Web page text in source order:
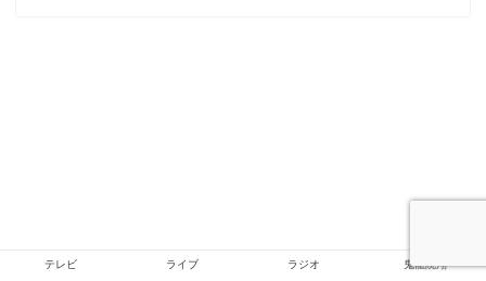
テレビ ライブ ラジオ 鬼龍院翔